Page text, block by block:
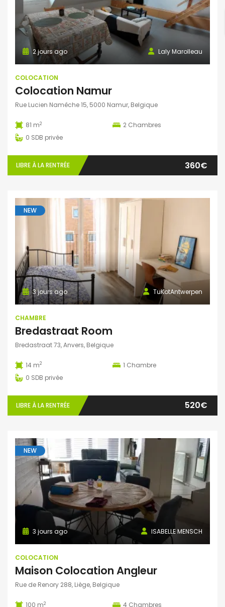
Laly Marolleau
2 jours ago
COLOCATION
Colocation Namur
Rue Lucien Namêche 15, 5000 Namur, Belgique
81 m2 2 Chambres
0 SDB privée
LIBRE À LA RENTRÉE 360€
NEW
TuKotAntwerpen
3 jours ago
CHAMBRE
Bredastraat Room
Bredastraat 73, Anvers, Belgique
14 m2 1 Chambre
0 SDB privée
LIBRE À LA RENTRÉE 520€
NEW
ISABELLE MENSCH
3 jours ago
COLOCATION
Maison Colocation Angleur
Rue de Renory 288, Liège, Belgique
100 m2 4 Chambres